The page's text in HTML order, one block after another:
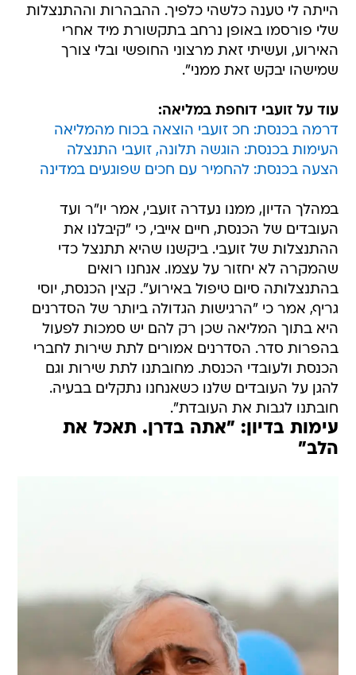
הייתה לי טענה כלשהי כלפיך. ההבהרות וההתנצלות
שלי פורסמו באופן נרחב בתקשורת מיד אחרי
האירוע, ועשיתי זאת מרצוני החופשי ובלי צורך
שמישהו יבקש זאת ממני".
עוד על זועבי דוחפת במליאה:
דרמה בכנסת: חכ זועבי הוצאה בכוח מהמליאה
העימות בכנסת: הוגשה תלונה, זועבי התנצלה
הצעה בכנסת: להחמיר עם חכים שפוגעים במדינה
במהלך הדיון, ממנו נעדרה זועבי, אמר יו"ר ועד
העובדים של הכנסת, חיים אייבי, כי "קיבלנו את
ההתנצלות של זועבי. ביקשנו שהיא תתנצל כדי
שהמקרה לא יחזור על עצמו. אנחנו רואים
בהתנצלותה סיום טיפול באירוע". קצין הכנסת, יוסי
גריף, אמר כי "הרגישות הגדולה ביותר של הסדרנים
היא בתוך המליאה שכן רק להם יש סמכות לפעול
בהפרות סדר. הסדרנים אמורים לתת שירות לחברי
הכנסת ולעובדי הכנסת. מחובתנו לתת שירות וגם
להגן על העובדים שלנו כשאנחנו נתקלים בבעיה.
חובתנו לגבות את העובדת".
עימות בדיון: "אתה בדרן. תאכל את
הלב"